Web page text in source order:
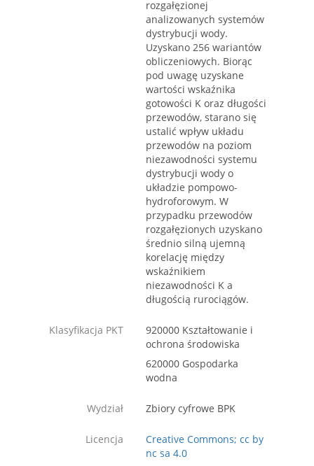
rozgałęzionej
analizowanych systemów
dystrybucji wody.
Uzyskano 256 wariantów
obliczeniowych. Biorąc
pod uwagę uzyskane
wartości wskaźnika
gotowości K oraz długości
przewodów, starano się
ustalić wpływ układu
przewodów na poziom
niezawodności systemu
dystrybucji wody o
układzie pompowo-
hydroforowym. W
przypadku przewodów
rozgałęzionych uzyskano
średnio silną ujemną
korelację między
wskaźnikiem
niezawodności K a
długością rurociągów.
Klasyfikacja PKT
920000 Kształtowanie i
ochrona środowiska
620000 Gospodarka
wodna
Wydział Zbiory cyfrowe BPK
Licencja
Creative Commons; cc by
nc sa 4.0